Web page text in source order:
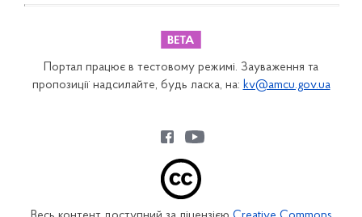
Портал працює в тестовому режимі. Зауваження та
пропозиції надсилайте, будь ласка, на: kv@amcu.gov.ua